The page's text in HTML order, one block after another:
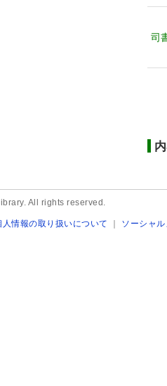
司
All rights reserved.
人情報の取り扱いについて ｜ ソーシャ